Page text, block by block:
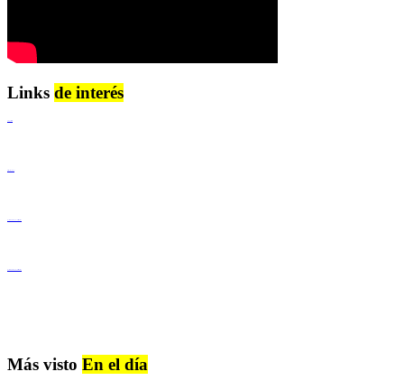
Links de interés
Más visto En el día